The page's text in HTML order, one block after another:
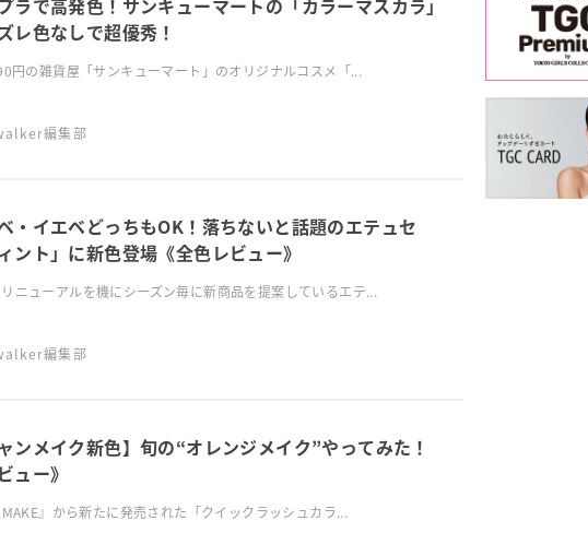
ラで高発色！サンキューマートの「カラーマスカラ」
レ色なしで超優秀！
円の雑貨屋「サンキューマート」のオリジナルコスメ「...
編集部
・イエベどっちもOK！落ちないと話題のエテュセ
ント」に新色登場《全色レビュー》
ニューアルを機にシーズン毎に新商品を提案しているエテ...
編集部
ンメイク新色】旬の“オレンジメイク”やってみた！
ュー》
』から新たに発売された「クイックラッシュカラ...